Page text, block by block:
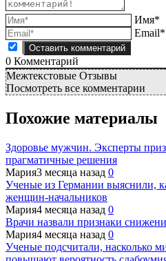
Имя*
Email*
0 Комментарий
Межтекстовые Отзывы
Посмотреть все комментарии
Похожие материалы
Здоровье мужчин. Эксперты
прагматичные решения
Мария3 месяца назад 0
Ученые из Германии выяснили,
женщин-начальников
Мария4 месяца назад 0
Врачи назвали признаки
Мария4 месяца назад 0
Ученые подсчитали, насколько